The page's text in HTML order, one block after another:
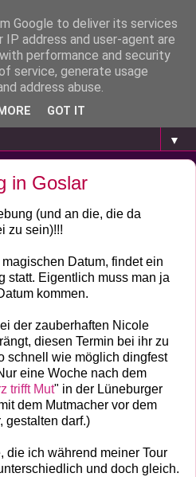
▼
in Goslar
(und an die, die da
zu sein)!!!
Datum, findet ein
statt. Eigentlich muss man ja
kommen.
der zauberhaften Nicole
diesen Termin bei ihr zu
schnell wie möglich dingfest
eine Woche nach dem
trifft Mut" in der Lüneburger
dem Mutmacher vor dem
gestalten darf.)
die ich während meiner Tour
und doch gleich.
Google to deliver its services
IP address and user-agent are
performance and security
service, generate usage
address abuse.
GOT IT